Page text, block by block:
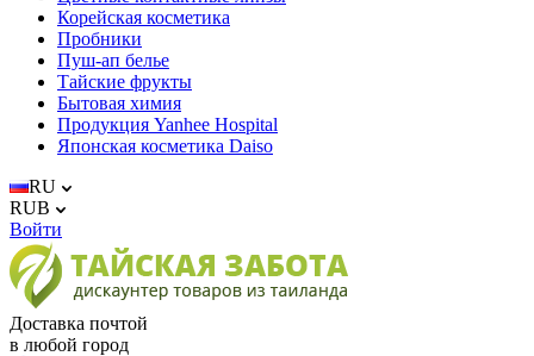
Корейская косметика
Пробники
Пуш-ап белье
Тайские фрукты
Бытовая химия
Продукция Yanhee Hospital
Японская косметика Daiso
RU
RUB
Войти
Доставка почтой
в любой город